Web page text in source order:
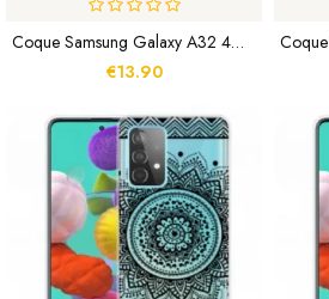
Coque Samsung Galaxy A32 4G Cute Cat
€13.90